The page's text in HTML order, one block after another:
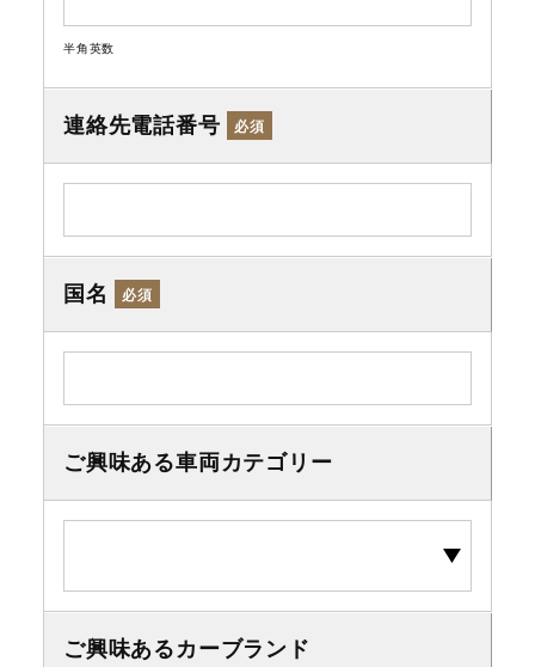
半角英数
連絡先電話番号 必須
国名 必須
ご興味ある車両カテゴリー
ご興味あるカーブランド